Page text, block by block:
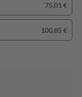
75,01 €
100,85 €